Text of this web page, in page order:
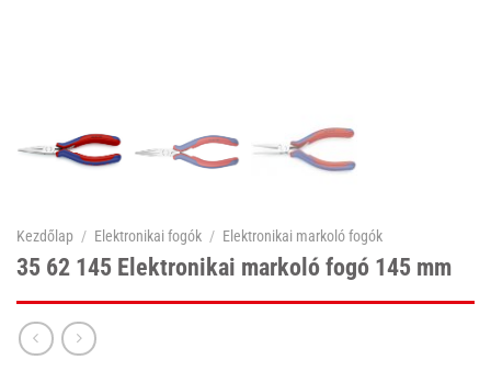
Kezdőlap / Elektronikai fogók / Elektronikai markoló fogók
35 62 145 Elektronikai markoló fogó 145 mm